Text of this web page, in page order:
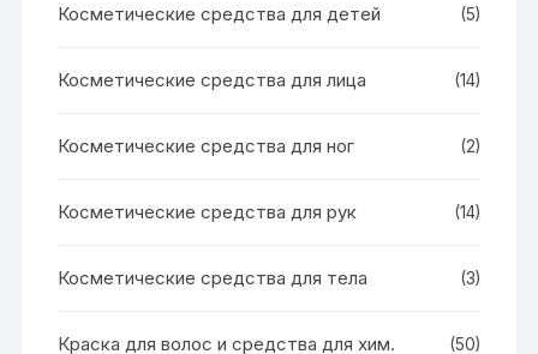
Косметические средства для детей (5)
Косметические средства для лица (14)
Косметические средства для ног (2)
Косметические средства для рук (14)
Косметические средства для тела (3)
Краска для волос и средства для хим.
(50)